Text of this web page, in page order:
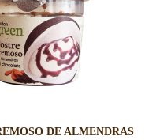
DE ALMENDRAS